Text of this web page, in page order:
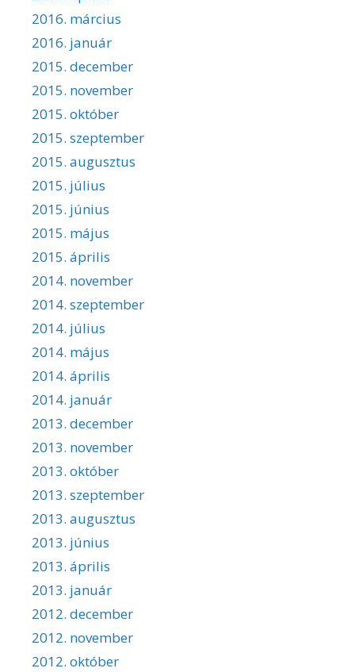
2016. március
2016. január
2015. december
2015. november
2015. október
2015. szeptember
2015. augusztus
2015. július
2015. június
2015. május
2015. április
2014. november
2014. szeptember
2014. július
2014. május
2014. április
2014. január
2013. december
2013. november
2013. október
2013. szeptember
2013. augusztus
2013. június
2013. április
2013. január
2012. december
2012. november
2012. október